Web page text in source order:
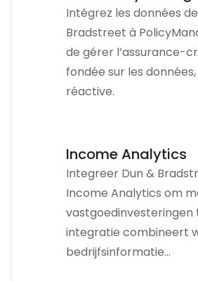
Intégrez les données
Bradstreet à
de gérer l’assurance-
fondée sur les
réactive.
Income Analytics
Integreer Dun &
Income Analytics om
vastgoedinvesteringen
integratie combineert
bedrijfsinformatie...